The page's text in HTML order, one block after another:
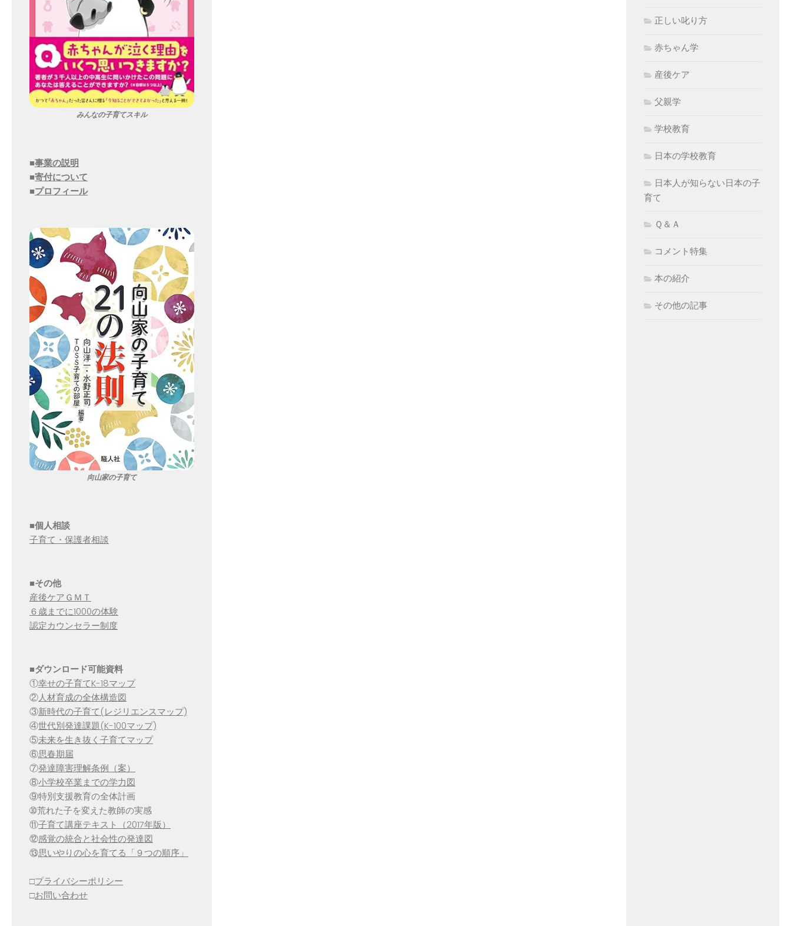
みんなの子育てスキル
■事業の説明
■寄付について
■プロフィール
向山家の子育て
■個人相談
子育て・保護者相談
■その他
産後ケアＧＭＴ
６歳までに1000の体験
認定カウンセラー制度
■ダウンロード可能資料
①幸せの子育てK-18マップ
②人材育成の全体構造図
③新時代の子育て(レジリエンスマップ)
④世代別発達課題(K-100マップ)
⑤未来を生き抜く子育てマップ
⑥思春期届
⑦発達障害理解条例（案）
⑧小学校卒業までの学力図
⑨特別支援教育の全体計画
➉荒れた子を変えた教師の実感
⑪子育て講座テキスト（2017年版）
⑫感覚の統合と社会性の発達図
⑬思いやりの心を育てる「９つの順序」
□プライバシーポリシー
□お問い合わせ
正しい叱り方
赤ちゃん学
産後ケア
父親学
学校教育
日本の学校教育
日本人が知らない日本の子
育て
Ｑ＆Ａ
コメント特集
本の紹介
その他の記事